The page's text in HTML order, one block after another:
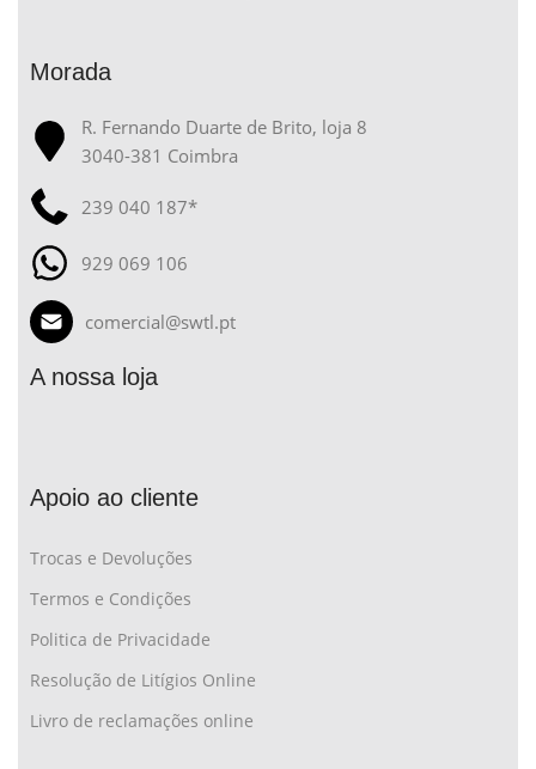
Morada
R. Fernando Duarte de Brito, loja 8
3040-381 Coimbra
239 040 187*
929 069 106
comercial@swtl.pt
A nossa loja
Apoio ao cliente
Trocas e Devoluções
Termos e Condições
Politica de Privacidade
Resolução de Litígios Online
Livro de reclamações online